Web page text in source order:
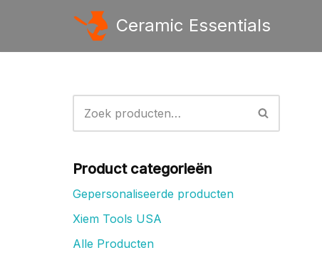
naar
Ceramic Essentials
Product categorieën
Gepersonaliseerde producten
Xiem Tools USA
Alle Producten